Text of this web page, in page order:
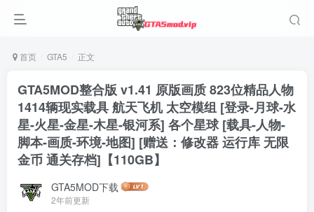
首页 GTA5 正文
GTA5MOD整合版 v1.41 原版画质 823位精品人物
1414辆现实载具 航天飞机 太空模组 [登录-月球-水
星-火星-金星-木星-银河系] 各个星球 [载具-人物-
脚本-画质-环境-地图] [赠送：修改器 运行库 无限
金币 通关存档]【110GB】
GTA5MOD下载
2年前更新